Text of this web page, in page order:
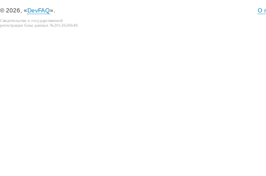
© 2026, «DevFAQ». О
Свидетельство о государственной
регистрации базы данных №2012620649.